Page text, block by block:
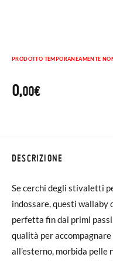
PRODOTTO TEMPORANEAMENTE
0,00€
DESCRIZIONE
Se cerchi degli stivaletti
indossare, questi wallaby
perfetta fin dai primi
qualità per
all’esterno, morbida pelle